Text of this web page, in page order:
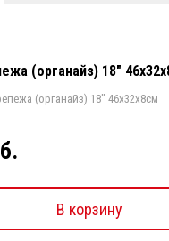
(органайз) 18"
(органайз) 18" 46х32х8см
В корзину